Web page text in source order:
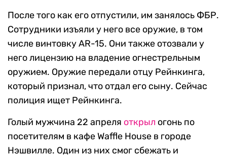
После того как его отпустили, им занялось ФБР.
Сотрудники изъяли у него все оружие, в том
числе винтовку AR-15. Они также отозвали у
него лицензию на владение огнестрельным
оружием. Оружие передали отцу Рейнкинга,
который признал, что отдал его сыну. Сейчас
полиция ищет Рейнкинга.
Голый мужчина 22 апреля открыл огонь по
посетителям в кафе Waffle House в городе
Нэшвилле. Один из них смог сбежать и